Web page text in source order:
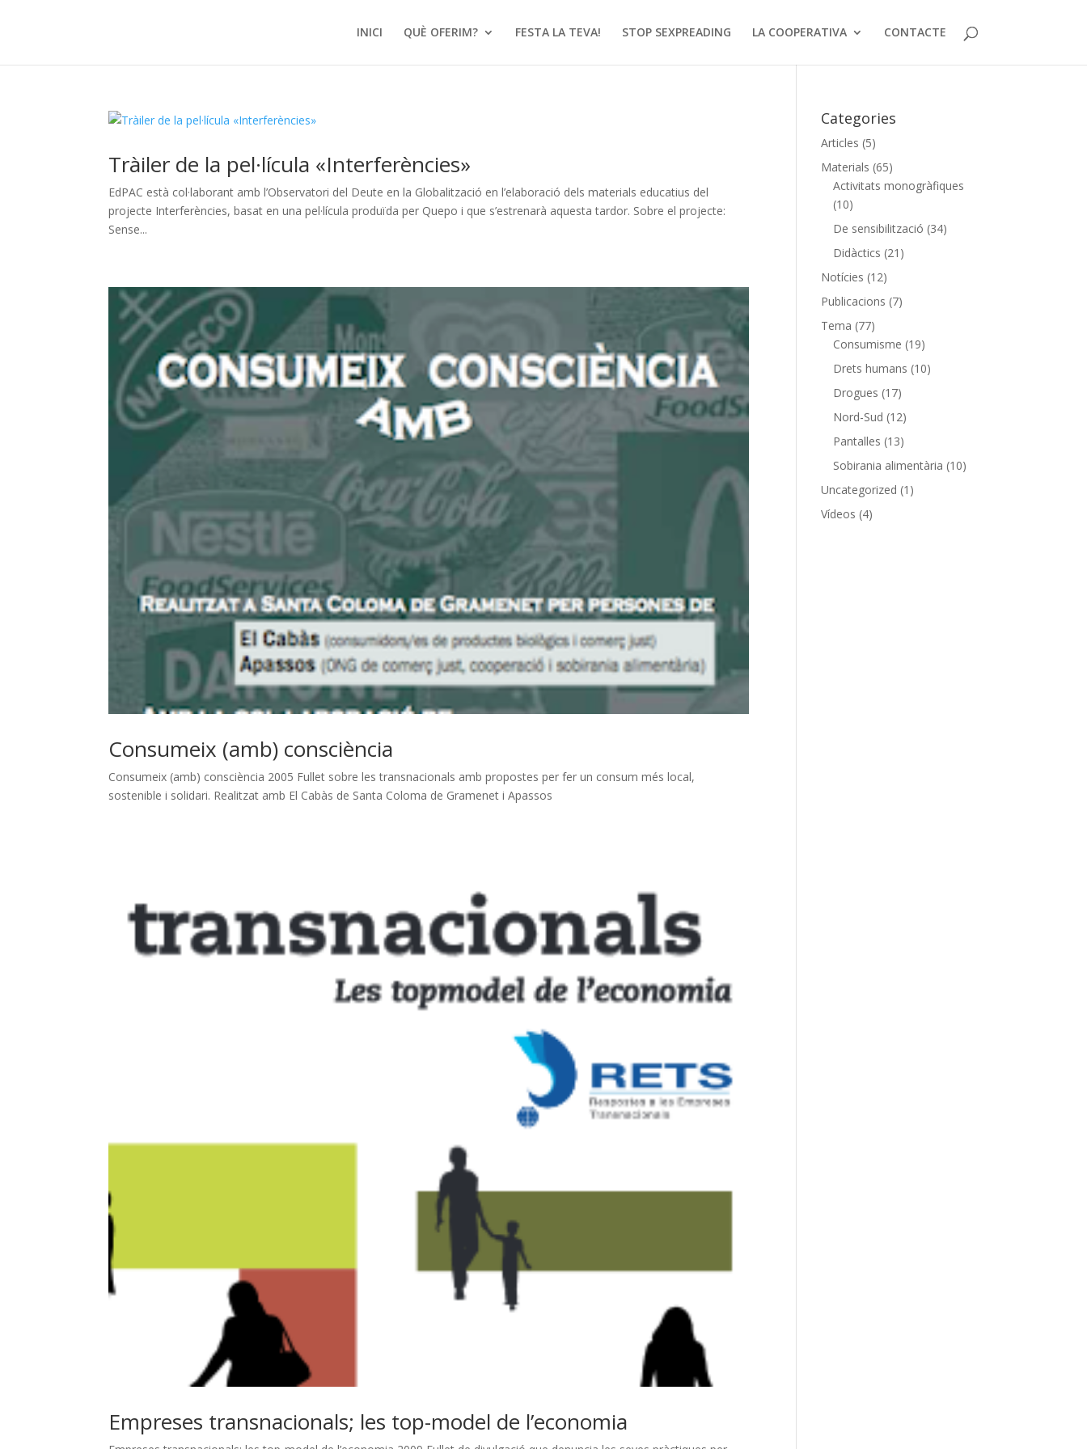
INICI QUÈ OFERIM? FESTA LA TEVA! STOP SEXPREADING LA COOPERATIVA CONTACTE
Tràiler de la pel·lícula «Interferències»
EdPAC està col·laborant amb l’Observatori del Deute en la Globalització en l’elaboració dels materials educatius del
projecte Interferències, basat en una pel·lícula produïda per Quepo i que s’estrenarà aquesta tardor. Sobre el projecte:
Sense...
Consumeix (amb) consciència
Consumeix (amb) consciència 2005 Fullet sobre les transnacionals amb propostes per fer un consum més local,
sostenible i solidari. Realitzat amb El Cabàs de Santa Coloma de Gramenet i Apassos
Empreses transnacionals; les top-model de l’economia
Categories
Articles (5)
Materials (65)
Activitats monogràfiques
(10)
De sensibilització (34)
Didàctics (21)
Notícies (12)
Publicacions (7)
Tema (77)
Consumisme (19)
Drets humans (10)
Drogues (17)
Nord-Sud (12)
Pantalles (13)
Sobirania alimentària (10)
Uncategorized (1)
Vídeos (4)